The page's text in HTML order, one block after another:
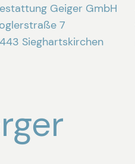
Geiger GmbH
7
Sieghartskirchen